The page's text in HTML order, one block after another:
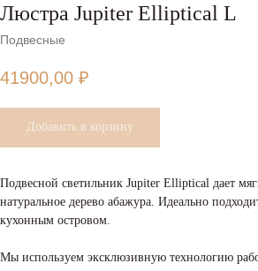
Люстра Jupiter Elliptical L
Подвесные
41900,00 ₽
Добавить в корзину
Подвесной светильник Jupiter Elliptical дает
натуральное дерево абажура. Идеально
кухонным островом.
Мы используем эксклюзивную технологию